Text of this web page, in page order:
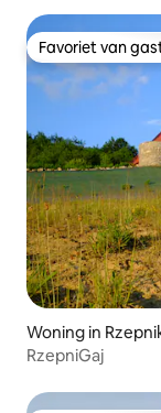
Favoriet van
Favoriet van
Woning in
RzepniGaj